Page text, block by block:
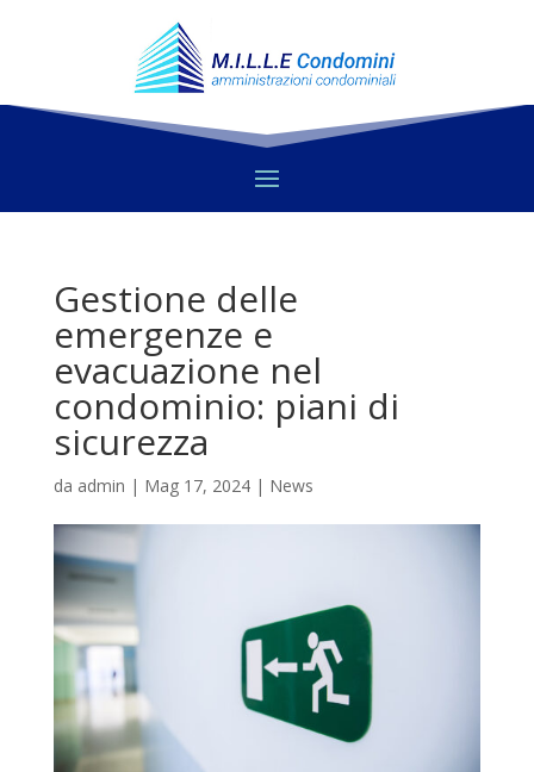
Gestione delle
emergenze e
evacuazione nel
condominio: piani di
sicurezza
da admin | Mag 17, 2024| News